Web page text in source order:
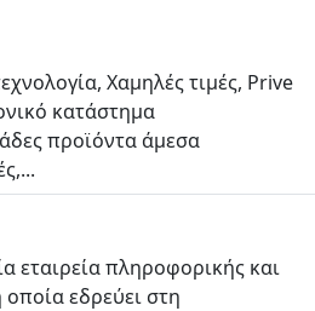
Χαμηλές τιμές, Prive
κατάστημα
προϊόντα άμεσα
εταιρεία πληροφορικής και
εδρεύει στη